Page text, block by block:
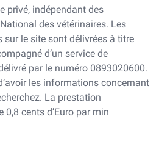
privé, indépendant des
des vétérinaires. Les
le site sont délivrées à titre
d’un service de
par le numéro 0893020600.
les informations concernant
La prestation
cents d’Euro par min